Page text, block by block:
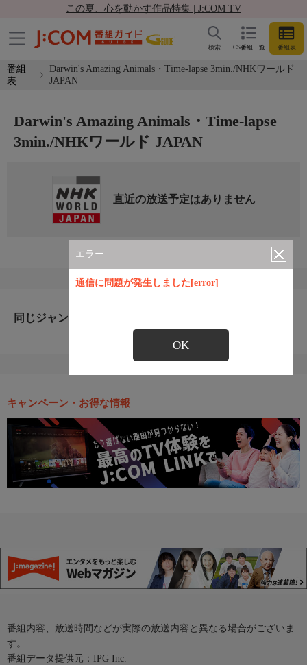
この夏、心を動かす作品特集 | J:COM TV
CS番組一覧 番組表
検索
番組
表
Darwin's Amazing Animals・Time-lapse 3min./NHKワールド
JAPAN
エラー
通信に問題が発生しました[error]
OK
Darwin's Amazing Animals・Time-lapse
3min./NHKワールド JAPAN
直近の放送予定はありません
同じジャンルのおすすめ番組
キャンペーン・お得な情報
番組内容、放送時間などが実際の放送内容と異なる場合がございま
す。
番組データ提供元：IPG Inc.